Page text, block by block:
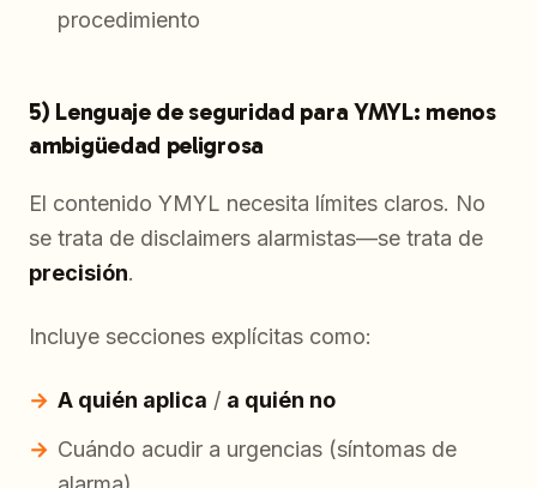
procedimiento
5) Lenguaje de seguridad para YMYL: menos
ambigüedad peligrosa
El contenido YMYL necesita límites claros. No
se trata de disclaimers alarmistas—se trata de
precisión.
Incluye secciones explícitas como:
A quién aplica / a quién no
Cuándo acudir a urgencias (síntomas de